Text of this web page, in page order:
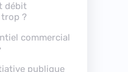
débit
trop ?
commercial
publique